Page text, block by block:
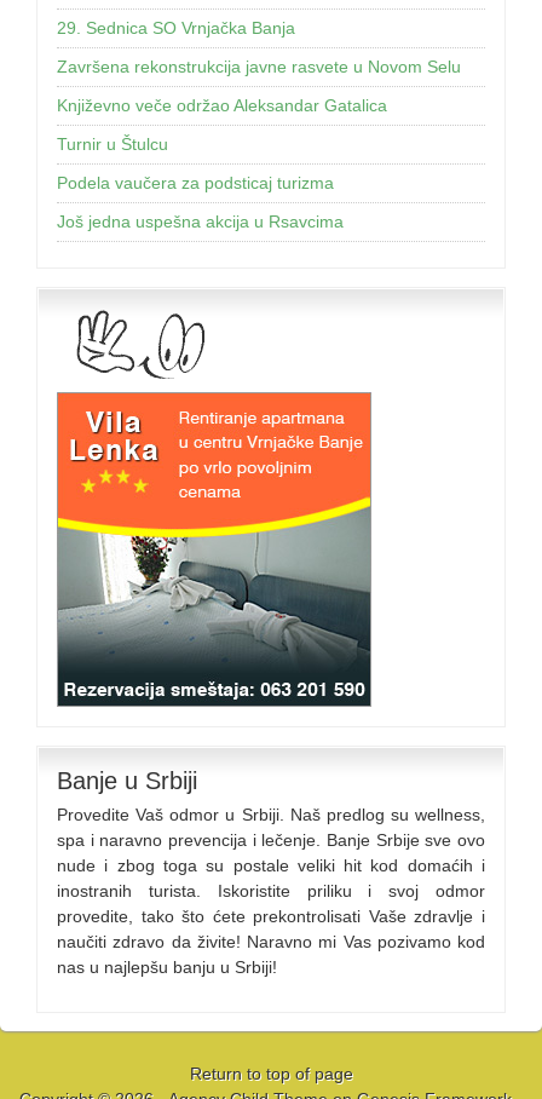
29. Sednica SO Vrnjačka Banja
Završena rekonstrukcija javne rasvete u Novom Selu
Književno veče održao Aleksandar Gatalica
Turnir u Štulcu
Podela vaučera za podsticaj turizma
Još jednа uspešnа аkcijа u Rsаvcimа
Banje u Srbiji
Provedite Vaš odmor u Srbiji. Naš predlog su wellness,
spa i naravno prevencija i lečenje. Banje Srbije sve ovo
nude i zbog toga su postale veliki hit kod domaćih i
inostranih turista. Iskoristite priliku i svoj odmor
provedite, tako što ćete prekontrolisati Vaše zdravlje i
naučiti zdravo da živite! Naravno mi Vas pozivamo kod
nas u najlepšu banju u Srbiji!
Return to top of page